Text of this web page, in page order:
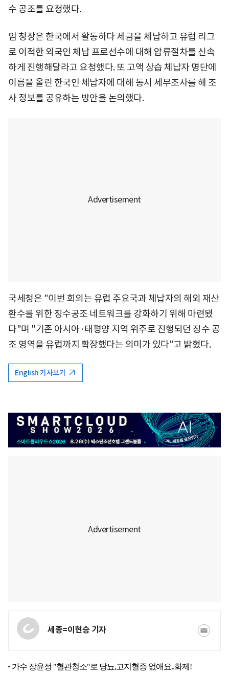
수 공조를 요청했다.
임 청장은 한국에서 활동하다 세금을 체납하고 유럽 리그
로 이적한 외국인 체납 프로선수에 대해 압류절차를 신속
하게 진행해달라고 요청했다. 또 고액 상습 체납자 명단에
이름을 올린 한국인 체납자에 대해 동시 세무조사를 해 조
사 정보를 공유하는 방안을 논의했다.
국세청은 "이번 회의는 유럽 주요국과 체납자의 해외 재산
환수를 위한 징수공조 네트워크를 강화하기 위해 마련됐
다"며 "기존 아시아·태평양 지역 위주로 진행되던 징수 공
조 영역을 유럽까지 확장했다는 의미가 있다"고 밝혔다.
English 기사보기
세종=이현승 기자